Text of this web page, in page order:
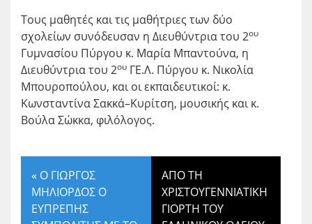
Τους μαθητές και τις μαθήτριες των δύο
σχολείων συνόδευσαν η Διευθύντρια του 2ου
Γυμνασίου Πύργου κ. Μαρία Μπαντούνα, η
Διευθύντρια του 2ου ΓΕ.Λ. Πύργου κ. Νικολία
Μπουροπούλου, και οι εκπαιδευτικοί: κ.
Κωνσταντίνα Σακκά–Κυρίτση, μουσικής και κ.
Βούλα Σώκκα, φιλόλογος.
« Ο ΓΙΩΡΓΟΣ
ΜΗΛΙΟΡΔΟΣ Ο
ΕΥΠΡΕΠΗΣ
ΑΠΟ ΤΗ
ΧΡΙΣΤΟΥΓΕΝΝΙΑΤΙΚΗ
ΓΙΟΡΤΗ ΤΟΥ